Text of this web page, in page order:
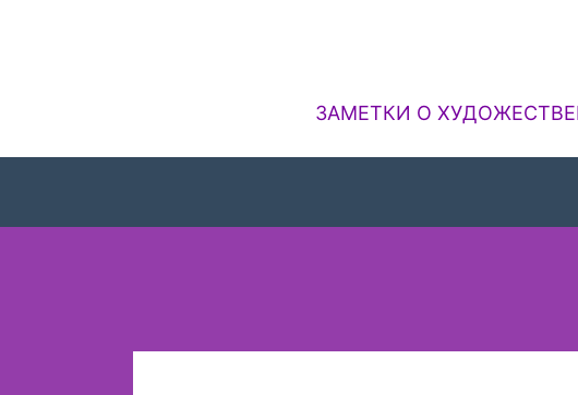
ЗАМЕТКИ О